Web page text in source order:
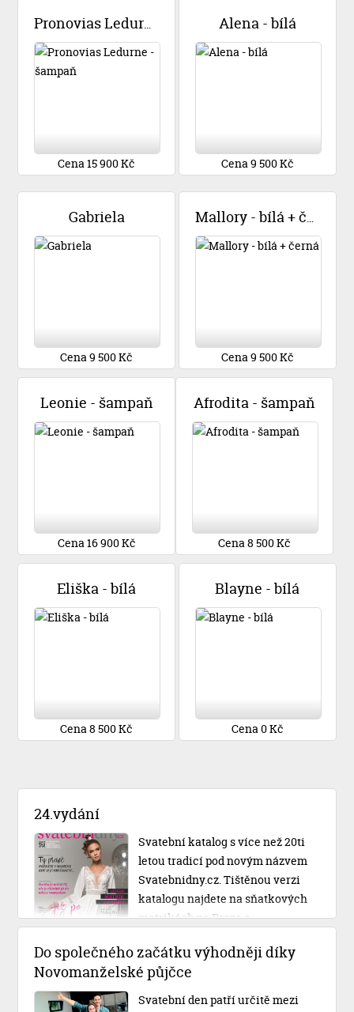
Pronovias Ledurne - šampaň
Cena 15 900 Kč
Alena - bílá
Cena 9 500 Kč
Gabriela
Cena 9 500 Kč
Mallory - bílá + černá
Cena 9 500 Kč
Leonie - šampaň
Cena 16 900 Kč
Afrodita - šampaň
Cena 8 500 Kč
Eliška - bílá
Cena 8 500 Kč
Blayne - bílá
Cena 0 Kč
24.vydání
Svatební katalog s více než 20ti
letou tradicí pod novým názvem
Svatebnidny.cz. Tištěnou verzi
katalogu najdete na sňatkových
matrikách po Praze a
Do společného začátku výhodněji díky
Novomanželské půjčce
Svatební den patří určitě mezi